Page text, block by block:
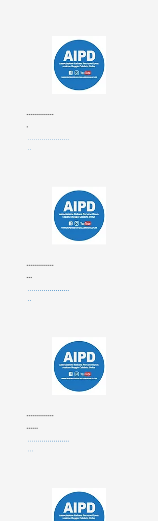
..............
.
.....................
..
..............
...
.....................
..
..............
......
.....................
...